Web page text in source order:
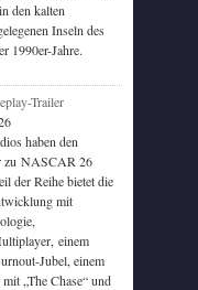
den kalten
Inseln des
1990er-Jahre.
Trailer
haben den
zu NASCAR 26
der Reihe bietet die
mit
einem
Jubel, einem
„The Chase“ und